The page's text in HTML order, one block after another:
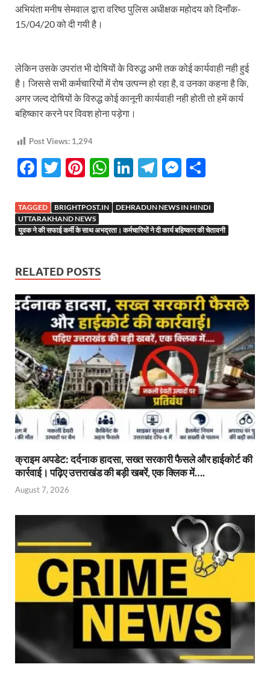
अभियंता मनीष सेमवाल द्वारा वरिष्ठ पुलिस अधीक्षक महोदय को दिनाँक-
15/04/20 को दी गयी है।
लेकिन उसके उपरांत भी दोषियों के विरुद्ध अभी तक कोई कार्यवाही नही हुई
है। जिससे सभी कर्मचारियों में रोष उत्पन्न हो रहा है, व उनका कहना है कि,
अगर जल्द दोषियों के विरुद्ध कोई कानूनी कार्यवाही नही होती तो हमें कार्य
बहिष्कार करने पर विवश होना पड़ेगा।
Post Views: 1,294
F
e
b
o
k
T
itt
er
Pi
er
es
W
at
s
Li
k
e
T
e
gr
M
se
n
ar
e
TAGGED BRIGHTPOST.IN
DEHRADUN NEWS IN HINDI
UTTARAKHAND NEWS
युवक ने की सफाई कर्मी के साथ अभद्रता। कर्मचारियों ने दी कार्य बहिष्कार की चेतावनी
RELATED POSTS
क्राइम अपडेट: दर्दनाक हादसा, सख्त सरकारी फैसले और हाईकोर्ट की
कार्रवाई। पढ़िए उत्तराखंड की बड़ी खबरें, एक क्लिक में….
August 7, 2026